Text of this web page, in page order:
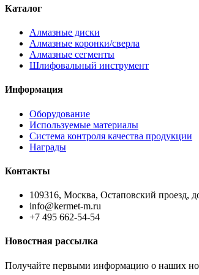
Каталог
Алмазные диски
Алмазные коронки/сверла
Алмазные сегменты
Шлифовальный инструмент
Информация
Оборудование
Используемые материалы
Система контроля качества продукции
Награды
Контакты
109316, Москва, Остаповский проезд,
info@kermet-m.ru
+7 495 662-54-54
Новостная рассылка
Получайте первыми информацию о наших